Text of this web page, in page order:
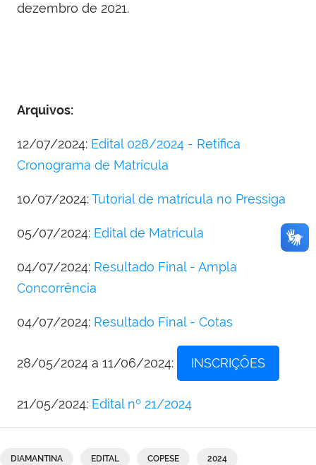
dezembro de 2021.
Arquivos:
12/07/2024: Edital 028/2024 - Retifica
Cronograma de Matrícula
10/07/2024:Tutorial de matrícula no Pressiga
05/07/2024: Edital de Matrícula
04/07/2024: Resultado Final - Ampla
Concorrência
04/07/2024: Resultado Final - Cotas
28/05/2024 a 11/06/2024: INSCRIÇÕES
21/05/2024: Edital nº 21/2024
DIAMANTINA EDITAL COPESE 2024